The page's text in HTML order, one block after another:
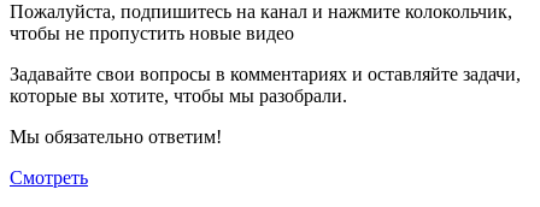
Пожалуйста, подпишитесь на канал и нажмите колокольчик,
чтобы не пропустить новые видео
Задавайте свои вопросы в комментариях и оставляйте задачи,
которые вы хотите, чтобы мы разобрали.
Мы обязательно ответим!
Смотреть